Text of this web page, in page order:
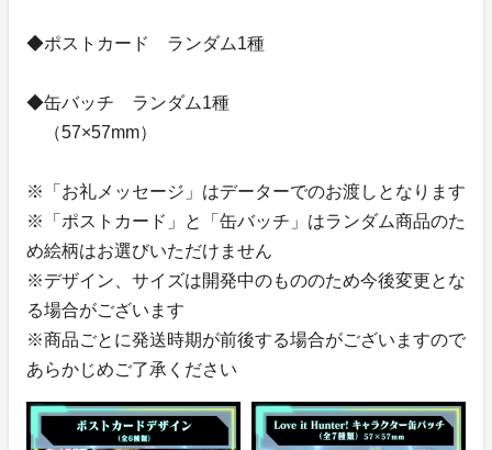
◆ポストカード ランダム1種
◆缶バッチ ランダム1種
（57×57mm）
※「お礼メッセージ」はデーターでのお渡しとなります
※「ポストカード」と「缶バッチ」はランダム商品のた
め絵柄はお選びいただけません
※デザイン、サイズは開発中のもののため今後変更とな
る場合がございます
※商品ごとに発送時期が前後する場合がございますので
あらかじめご了承ください